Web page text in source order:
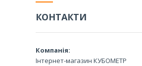
КОНТАКТИ
Інтернет-магазин КУБОМЕТР